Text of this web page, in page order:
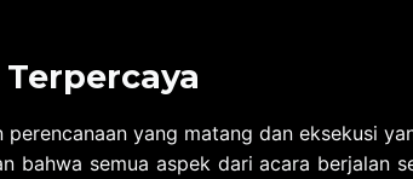
perencanaan yang matang dan eksekusi
bahwa semua aspek dari acara berjalan